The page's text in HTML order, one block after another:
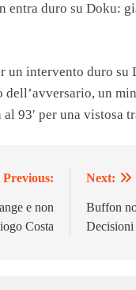
entra duro su
intervento duro su
un
93′ per una vistosa
Previous:
e non
Costa
Next:
Buffon